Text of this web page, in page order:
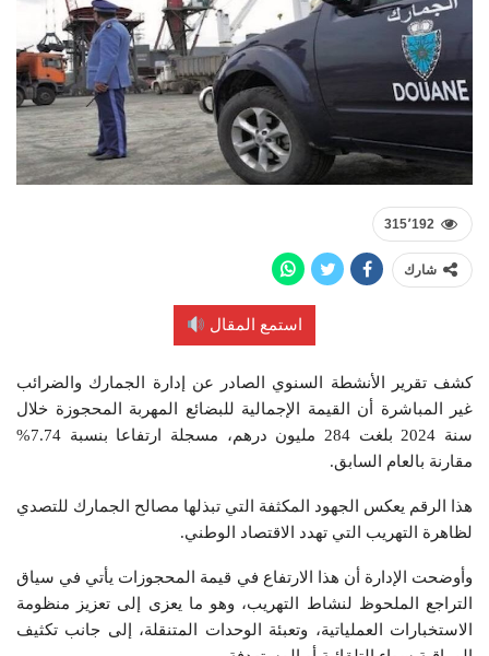
315٬192
شارك
استمع المقال
كشف تقرير الأنشطة السنوي الصادر عن إدارة الجمارك والضرائب
غير المباشرة أن القيمة الإجمالية للبضائع المهربة المحجوزة خلال
سنة 2024 بلغت 284 مليون درهم، مسجلة ارتفاعا بنسبة 7.74%
مقارنة بالعام السابق.
هذا الرقم يعكس الجهود المكثفة التي تبذلها مصالح الجمارك للتصدي
لظاهرة التهريب التي تهدد الاقتصاد الوطني.
وأوضحت الإدارة أن هذا الارتفاع في قيمة المحجوزات يأتي في سياق
التراجع الملحوظ لنشاط التهريب، وهو ما يعزى إلى تعزيز منظومة
الاستخبارات العملياتية، وتعبئة الوحدات المتنقلة، إلى جانب تكثيف